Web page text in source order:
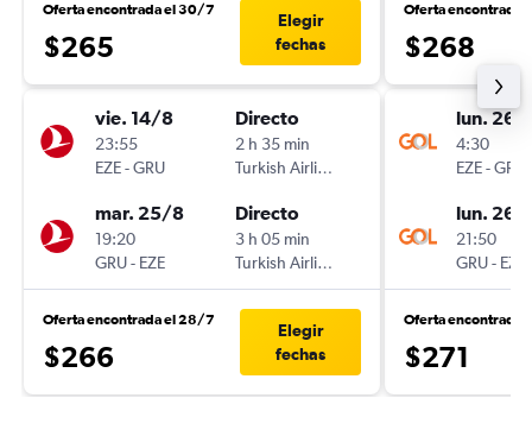
Oferta encontrada el 30/7
$265
Elegir
fechas
vie. 14/8
23:55
EZE-GRU
Directo
2 h 35 min
Turkish Airlines
mar. 25/8
19:20
GRU- EZE
Directo
3 h 05 min
Turkish Airlines
Oferta encontrada el 28/7
$266
Elegir
fechas
Oferta encontrada
$268
lun. 26/
4:30
EZE-GRU
lun. 26/
21:50
GRU- EZE
Oferta encontrada
$271